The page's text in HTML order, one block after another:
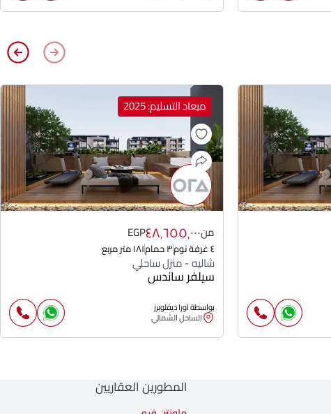
ميعاد التسليم: 2025
من٤٨٬٦٥٥٬٠٠٠EGP
٤ غرفة نوم ٣ حمام ١٨١ متر مربع
شاليه - منزل ساحلي
سيلفر ساندس
بواسطة اورا ديفلوبرز
الساحل الشمالي
المطورين العقاريين